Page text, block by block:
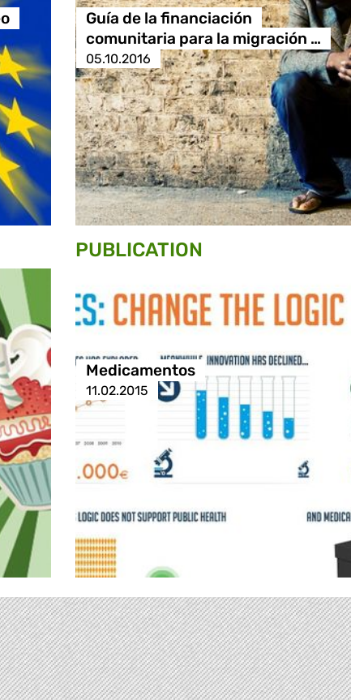
Guía de la financiación
comunitaria para la migración …
05.10.2016
PUBLICATION
Medicamentos
11.02.2015